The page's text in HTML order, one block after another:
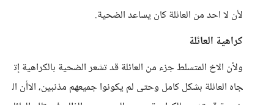
لأن لا احد من العائلة كان يساعد الضحية.
كراهية العائلة
ولأن الاخ المتسلط جزء من العائلة قد تشعر الضحية بالكراهية إت
جاه العائلة بشكل كامل وحتى لم يكونوا جميعهم مذنبين، الاأن ال